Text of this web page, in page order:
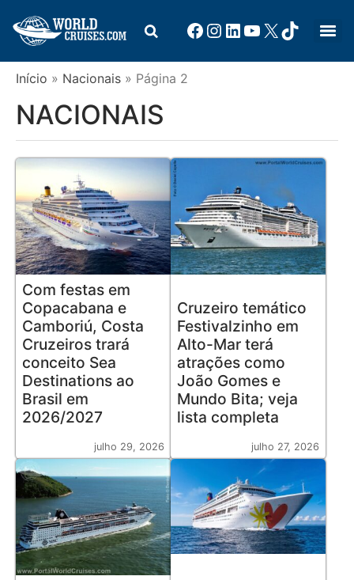
Início » Nacionais » Página 2
NACIONAIS
Com festas em
Copacabana e
Camboriú, Costa
Cruzeiros trará
conceito Sea
Destinations ao
Brasil em
2026/2027
julho 29, 2026
Cruzeiro temático
Festivalzinho em
Alto-Mar terá
atrações como
João Gomes e
Mundo Bita; veja
lista completa
julho 27, 2026